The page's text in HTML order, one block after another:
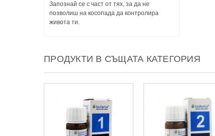
Запознай се с част от тях, за да не
позволиш на косопада да контролира
живота ти.
ПРОДУКТИ В СЪЩАТА КАТЕГОРИЯ